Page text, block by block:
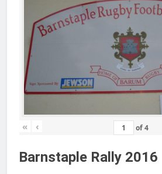
« ‹ of4
Barnstaple Rally 2016